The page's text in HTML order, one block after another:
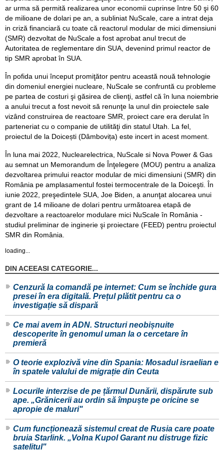
ar urma să permită realizarea unor economii cuprinse între 50 şi 60
de milioane de dolari pe an, a subliniat NuScale, care a intrat deja
in criză financiară cu toate că reactorul modular de mici dimensiuni
(SMR) dezvoltat de NuScale a fost aprobat anul trecut de
Autoritatea de reglementare din SUA, devenind primul reactor de
tip SMR aprobat în SUA.
În pofida unui început promiţător pentru această nouă tehnologie
din domeniul energiei nucleare, NuScale se confruntă cu probleme
pe partea de costuri şi găsirea de clienţi, astfel că în luna noiembrie
a anului trecut a fost nevoit să renunţe la unul din proiectele sale
vizând construirea de reactoare SMR, proiect care era derulat în
parteneriat cu o companie de utilităţi din statul Utah. La fel,
proiectul de la Doicești (Dâmbovița) este incert in acest moment.
În luna mai 2022, Nuclearelectrica, NuScale si Nova Power & Gas
au semnat un Memorandum de Înţelegere (MOU) pentru a analiza
dezvoltarea primului reactor modular de mici dimensiuni (SMR) din
România pe amplasamentul fostei termocentrale de la Doiceşti. În
iunie 2022, preşedintele SUA, Joe Biden, a anunţat alocarea unui
grant de 14 milioane de dolari pentru următoarea etapă de
dezvoltare a reactoarelor modulare mici NuScale în România -
studiul preliminar de inginerie şi proiectare (FEED) pentru proiectul
SMR din România.
loading...
DIN ACEEASI CATEGORIE...
Cenzură la comandă pe internet: Cum se închide gura
presei în era digitală. Prețul plătit pentru ca o
investigație să dispară
Ce mai avem in ADN. Structuri neobișnuite
descoperite în genomul uman la o cercetare în
premieră
O teorie explozivă vine din Spania: Mosadul israelian e
în spatele valului de migrație din Ceuta
Locurile interzise de pe țărmul Dunării, dispărute sub
ape. „Grănicerii au ordin să împuște pe oricine se
apropie de maluri"
Cum funcționează sistemul creat de Rusia care poate
bruia Starlink. „Volna Kupol Garant nu distruge fizic
satelitul"